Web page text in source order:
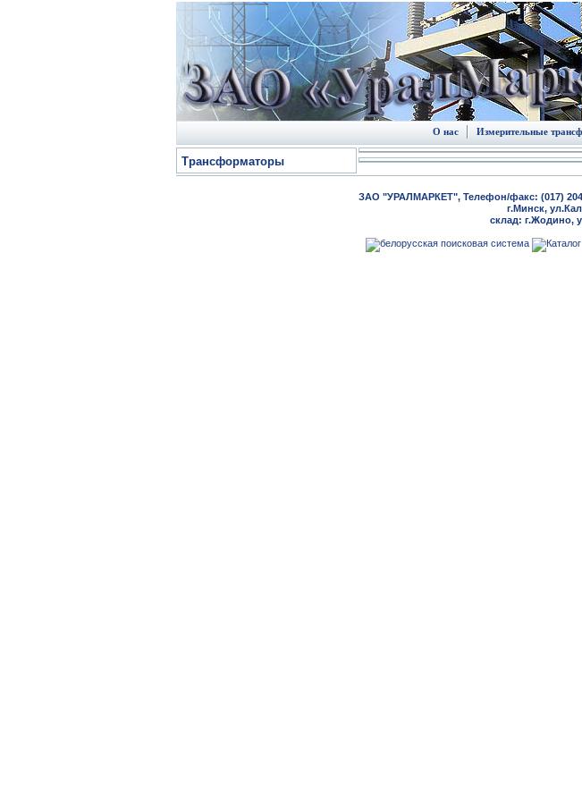
О нас Измерительные
Трансформаторы
ЗАО "УРАЛМАРКЕТ", Телефон/факс: (017) 204-
г.Минск,
склад: г.Жодино,